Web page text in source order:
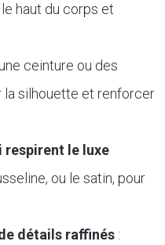
haut du corps et
ceinture ou des
silhouette et renforcer
respirent le luxe
ou le satin, pour
détails raffinés: